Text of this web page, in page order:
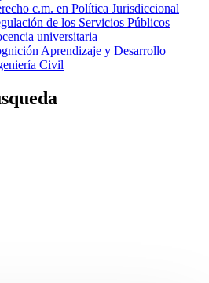
c.m. en Política Jurisdiccional
de los Servicios Públicos
universitaria
Aprendizaje y Desarrollo
Civil